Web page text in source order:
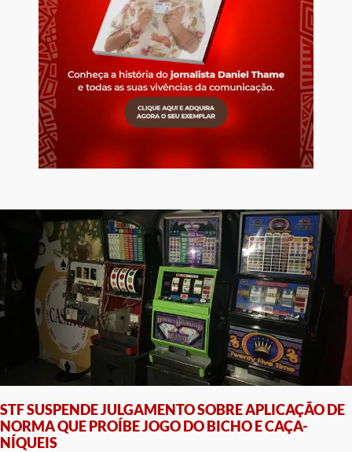
STF SUSPENDE JULGAMENTO SOBRE APLICAÇÃO DE
NORMA QUE PROÍBE JOGO DO BICHO E CAÇA-
NÍQUEIS